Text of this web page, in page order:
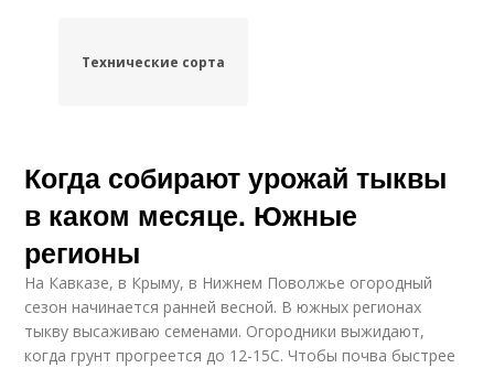
Технические сорта
Когда собирают урожай тыквы
в каком месяце. Южные
регионы
На Кавказе, в Крыму, в Нижнем Поволжье огородный
сезон начинается ранней весной. В южных регионах
тыкву высаживаю семенами. Огородники выжидают,
когда грунт прогреется до 12-15С. Чтобы почва быстрее